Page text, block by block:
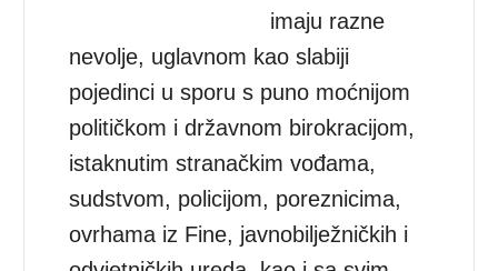
imaju razne
nevolje, uglavnom kao slabiji
pojedinci u sporu s puno moćnijom
političkom i državnom birokracijom,
istaknutim stranačkim vođama,
sudstvom, policijom, poreznicima,
ovrhama iz Fine, javnobilježničkih i